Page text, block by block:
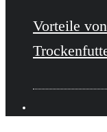
Vorteile